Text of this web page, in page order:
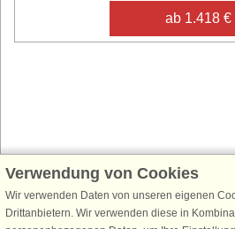
ab 1.418 €
Schließen Sie sich 100.000 Ferienhaus-
Erhalten Sie einenWillkommensgutschein
Verwendung von Cookies
Wir verwenden Daten von unseren eigenen
Drittanbietern. Wir verwenden diese in